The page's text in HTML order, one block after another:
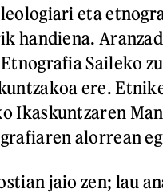
eta
handiena.
Saileko
ere.
Ikaskuntzaren
alorrean
jaio zen; lau